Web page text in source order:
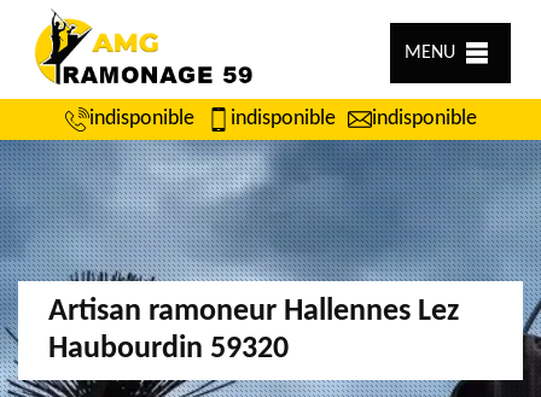
MENU
indisponible indisponible indisponible
Artisan ramoneur Hallennes Lez
Haubourdin 59320